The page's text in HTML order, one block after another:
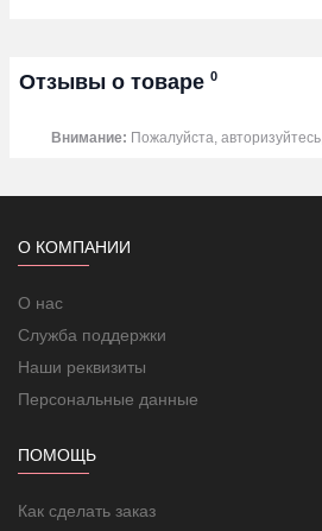
Отзывы о товаре 0
Внимание: Пожалуйста,
О КОМПАНИИ
О нас
Служба поддержки
Наши реквизиты
Персональные данные
ПОМОЩЬ
Как сделать заказ